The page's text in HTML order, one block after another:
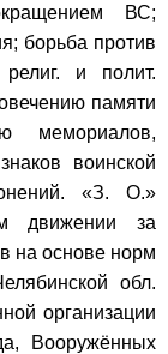
ВС;
борьба против
и полит.
памяти
мемориалов,
воинской
«З. О.»
движении за
на основе норм
обл.
организации
Вооружённых